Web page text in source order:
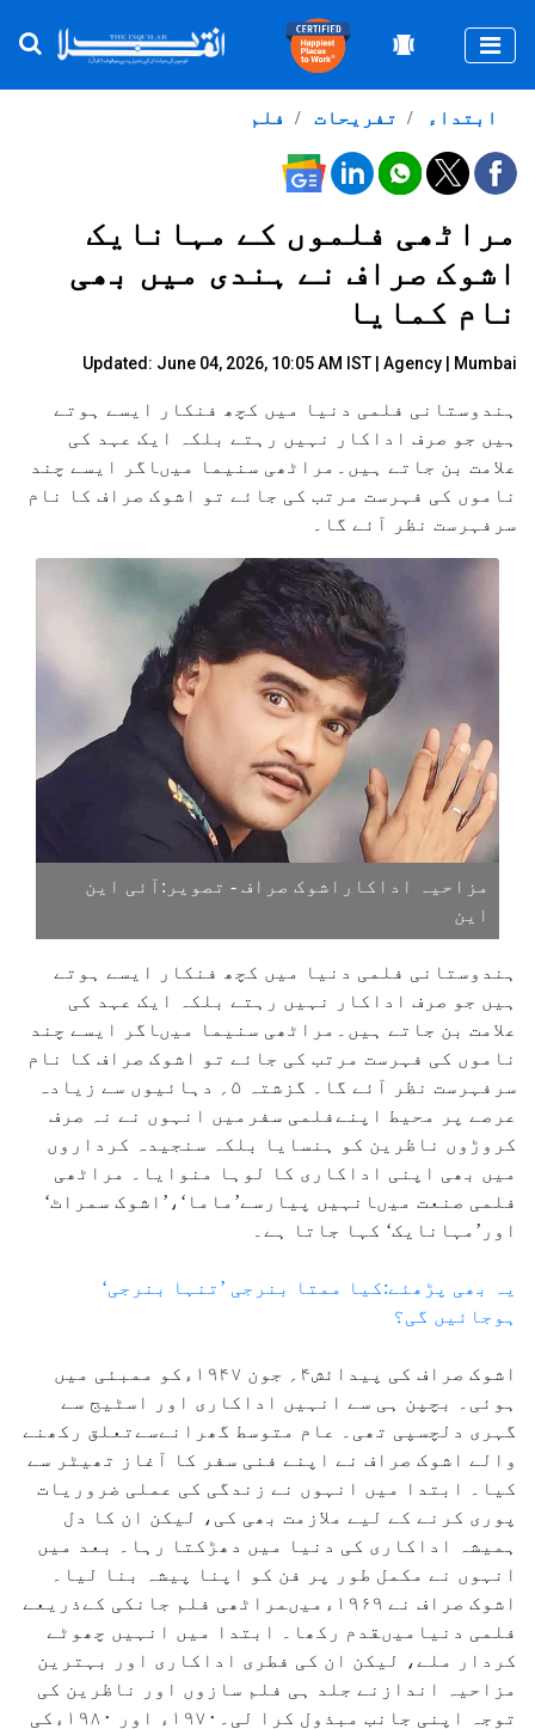
فلم تفریحات ابتداء
مراٹھی فلموں کے مہانایک
اشوک صراف نے ہندی میں بھی
نام کمایا
Updated: June 04, 2026, 10:05 AM IST | Agency | Mumbai
ہندوستانی فلمی دنیا میں کچھ فنکار ایسے ہوتے
ہیں جو صرف اداکار نہیں رہتے بلکہ ایک عہد کی
علامت بن جاتے ہیں۔مراٹھی سنیما میںاگر ایسے چند
ناموں کی فہرست مرتب کی جائے تو اشوک صراف کا نام
سرفہرست نظر آئے گا۔
مزاحیہ اداکاراشوک صراف - تصویر:آئی این
این
ہندوستانی فلمی دنیا میں کچھ فنکار ایسے ہوتے
ہیں جو صرف اداکار نہیں رہتے بلکہ ایک عہد کی
علامت بن جاتے ہیں۔مراٹھی سنیما میںاگر ایسے چند
ناموں کی فہرست مرتب کی جائے تو اشوک صراف کا نام
سرفہرست نظر آئے گا۔ گزشتہ ۵؍ دہائیوں سے زیادہ
عرصے پر محیط اپنےفلمی سفرمیں انہوں نے نہ صرف
کروڑوں ناظرین کو ہنسایا بلکہ سنجیدہ کرداروں
میں بھی اپنی اداکاری کا لوہا منوایا۔ مراٹھی
فلمی صنعت میںانہیں پیارسے’ماما‘،’اشوک سمراٹ‘
اور’مہانایک‘ کہا جاتا ہے۔
یہ بھی پڑھئے:کیا ممتا بنرجی ’تنہا بنرجی‘
ہوجائیں گی؟
اشوک صراف کی پیدائش۴؍ جون ۱۹۴۷ءکو ممبئی میں
ہوئی۔ بچپن ہی سے انہیں اداکاری اور اسٹیج سے
گہری دلچسپی تھی۔ عام متوسط گھرانےسےتعلق رکھنے
والے اشوک صراف نے اپنے فنی سفر کا آغاز تھیٹر سے
کیا۔ ابتدا میں انہوں نے زندگی کی عملی ضروریات
پوری کرنے کے لیے ملازمت بھی کی، لیکن ان کا دل
ہمیشہ اداکاری کی دنیا میں دھڑکتا رہا۔ بعد میں
انہوں نے مکمل طور پر فن کو اپنا پیشہ بنا لیا۔
اشوک صراف نے ۱۹۶۹ءمیںمراٹھی فلم جانکی کےذریعے
فلمی دنیامیںقدم رکھا۔ ابتدا میں انہیں چھوٹے
کردار ملے، لیکن ان کی فطری اداکاری اور بہترین
مزاحیہ اندازنے جلد ہی فلم سازوں اور ناظرین کی
توجہ اپنی جانب مبذول کرا لی۔۱۹۷۰ء اور ۱۹۸۰ءکی